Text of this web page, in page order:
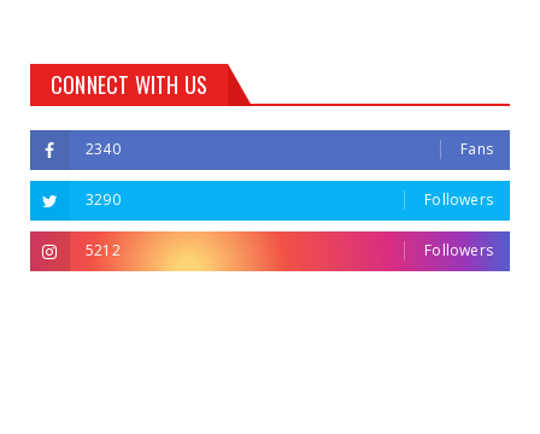
CONNECT WITH US
2340 Fans
3290 Followers
5212 Followers